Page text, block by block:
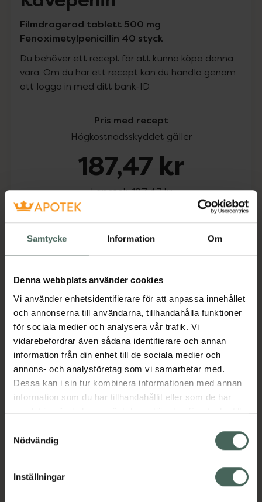
Samtycke Information Om
Denna webbplats använder cookies
Vi använder enhetsidentifierare för att anpassa innehållet
och annonserna till användarna, tillhandahålla funktioner
för sociala medier och analysera vår trafik. Vi
vidarebefordrar även sådana identifierare och annan
information från din enhet till de sociala medier och
annons- och analysföretag som vi samarbetar med.
Dessa kan i sin tur kombinera informationen med annan
information som du har tillhandahållit eller som de har
samlat in när du har använt deras tjänster. Samtycke till
återkalla ditt samtycke via webbplatsens
cookieinställningar. Ett återkallat samtycke påverkar inte
lagligheten av behandling som skett innan återkallelsen.
Nödvändig
Inställningar
Filmdragerad tablett 500 mg
Fenoximetylpenicillin 40 styck
Du behöver ett recept för att kunna köpa denna
vara. Om du har ett recept kan du handla genom
att logga in med ditt bank-ID.
Pris med recept
Högkostnadsskyddet gäller
187,47 kr
I apotek:187,47 kr
Köp via ditt recept
Aktuella erbjudanden
Beskrivning Dölj
Läs alltid bipacksedeln innan
användning.
Bipacksedel från FASS Visa